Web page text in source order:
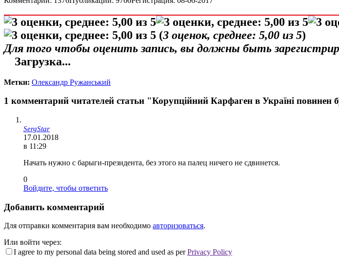
(3 оценок, среднее: 5,00 из 5)
Для того чтобы оценить запись, вы должны быть
Загрузка...
Метки: Олександр Ружанський
1 комментарий читателей статьи "Корупційний Карфаген в Україні повинен
SergStar
17.01.2018
в 11:29
Начать нужно с барыги-президента, без этого на палец ничего не сдвинется.
0
Войдите, чтобы ответить
Добавить комментарий
Для отправки комментария вам необходимо авторизоваться.
Или войти через:
I agree to my personal data being stored and used as perPrivacy Policy